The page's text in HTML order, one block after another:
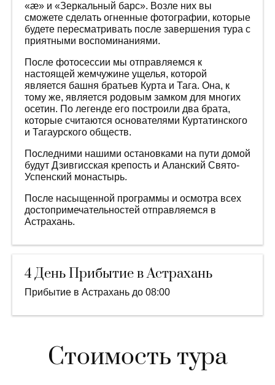
«æ» и «Зеркальный барс». Возле них вы
сможете сделать огненные фотографии, которые
будете пересматривать после завершения тура с
приятными воспоминаниями.
После фотосессии мы отправляемся к
настоящей жемчужине ущелья, которой
является башня братьев Курта и Тага. Она, к
тому же, является родовым замком для многих
осетин. По легенде его построили два брата,
которые считаются основателями Куртатинского
и Тагаурского обществ.
Последними нашими остановками на пути домой
будут Дзивгисская крепость и Аланский Свято-
Успенский монастырь.
После насыщенной программы и осмотра всех
достопримечательностей отправляемся в
Астрахань.
4 День Прибытие в Астрахань
Прибытие в Астрахань до 08:00
Стоимость тура